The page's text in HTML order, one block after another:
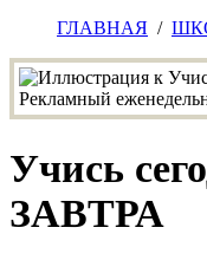
ГЛАВНАЯ /
Учись
ЗАВТРА